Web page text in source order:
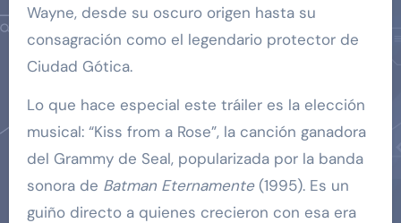
Wayne, desde su oscuro origen hasta su
consagración como el legendario protector de
Ciudad Gótica.
Lo que hace especial este tráiler es la elección
musical: “Kiss from a Rose”, la canción ganadora
del Grammy de Seal, popularizada por la banda
sonora de Batman Eternamente(1995). Es un
guiño directo a quienes crecieron con esa era